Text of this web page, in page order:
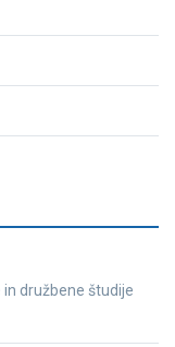
in družbene študije